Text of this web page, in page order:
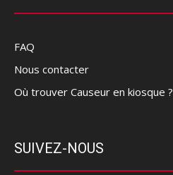
FAQ
Nous contacter
Où trouver Causeur en kiosque ?
SUIVEZ-NOUS